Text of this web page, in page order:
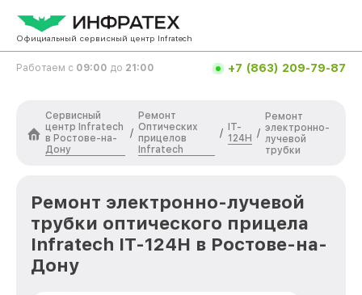
Официальный сервисный центр Infratech
Работаем с 09:00 до 21:00 +7 (863) 209-79-87
Сервисный
центр Infratech
в Ростове-на-
Дону
/
Ремонт
Оптических
прицелов
Infratech
/
IT-
124Н /
Ремонт
электронно-
лучевой
трубки
Ремонт электронно-лучевой
трубки оптического прицела
Infratech IT-124Н в Ростове-на-
Дону